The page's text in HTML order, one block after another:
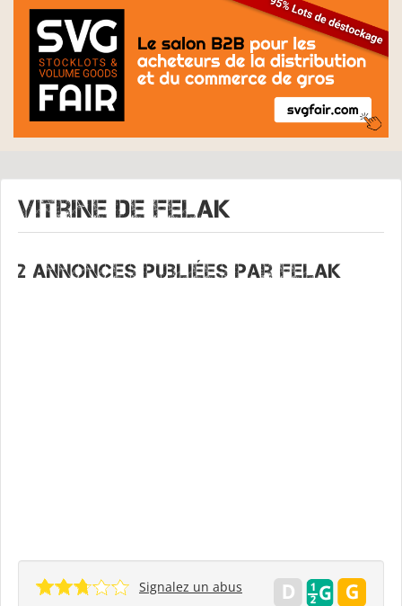
Vitrine de FELAK
2 annonces publiées par Felak
Signalez un abus